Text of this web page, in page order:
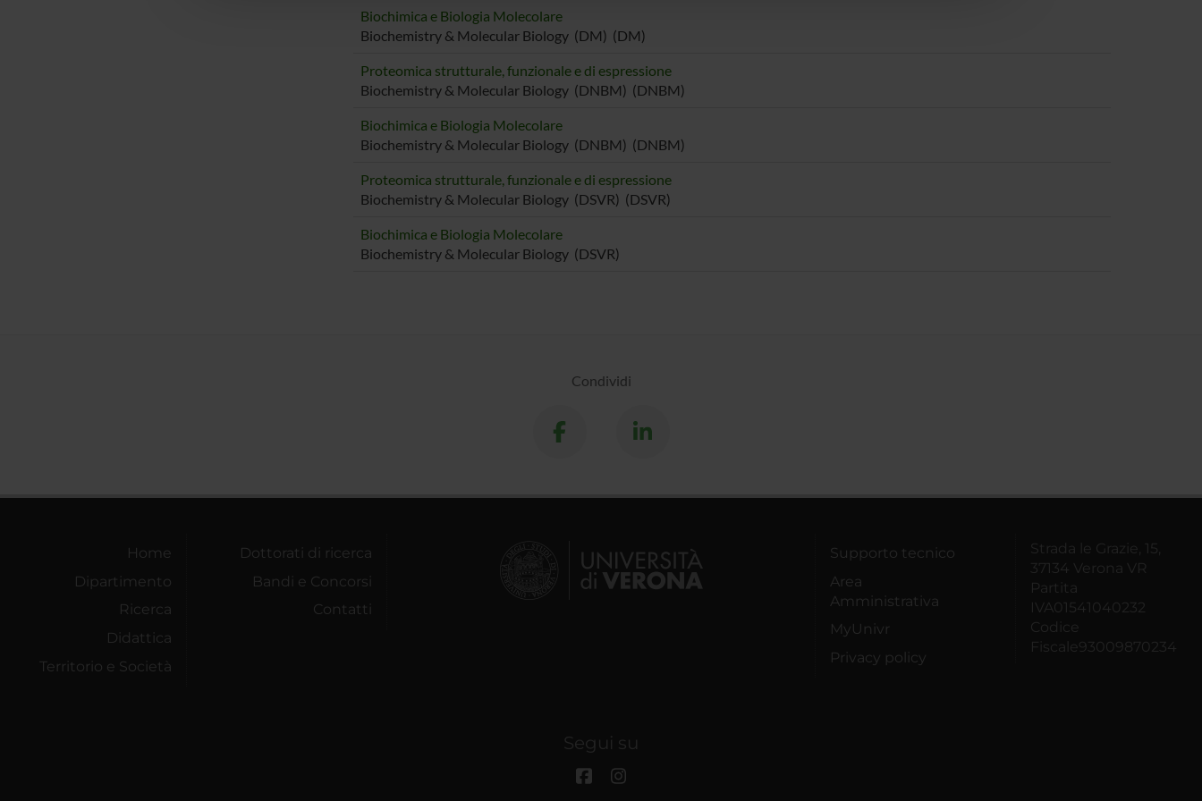
Biochimica e Biologia Molecolare
Biochemistry & Molecular Biology (DM) (DM)
Proteomica strutturale, funzionale e di espressione
Biochemistry & Molecular Biology (DNBM) (DNBM)
Biochimica e Biologia Molecolare
Biochemistry & Molecular Biology (DNBM) (DNBM)
Proteomica strutturale, funzionale e di espressione
Biochemistry & Molecular Biology (DSVR) (DSVR)
Biochimica e Biologia Molecolare
Biochemistry & Molecular Biology (DSVR)
Condividi
Home
Dipartimento
Ricerca
Didattica
Territorio e Società
Dottorati di ricerca
Bandi e Concorsi
Contatti
Supporto tecnico
Area
Amministrativa
MyUnivr
Privacy policy
Strada le Grazie, 15,
37134 Verona VR
Partita
IVA01541040232
Codice
Fiscale93009870234
Segui su